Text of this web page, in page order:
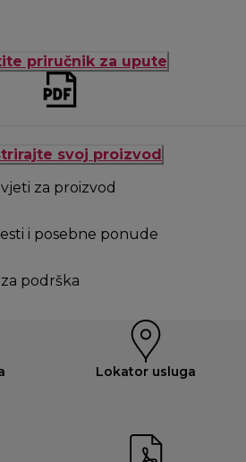
priručnik za upute
svoj proizvod
za proizvod
i posebne ponude
podrška
Lokator usluga